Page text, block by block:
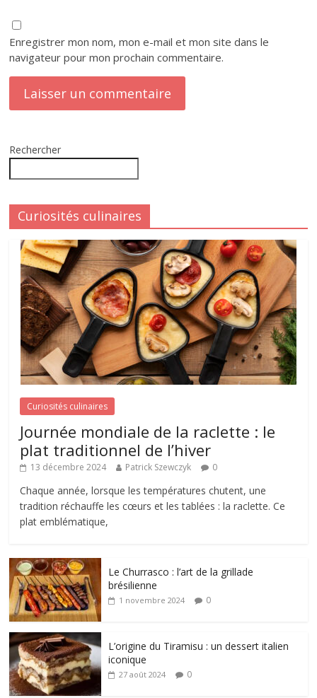
Enregistrer mon nom, mon e-mail et mon site dans le
navigateur pour mon prochain commentaire.
Rechercher
Curiosités culinaires
Curiosités culinaires
Journée mondiale de la raclette : le
plat traditionnel de l’hiver
13 décembre 2024 Patrick Szewczyk 0
Chaque année, lorsque les températures chutent, une
tradition réchauffe les cœurs et les tablées : la raclette. Ce
plat emblématique,
Le Churrasco : l’art de la grillade
brésilienne
1 novembre 2024 0
L’origine du Tiramisu : un dessert italien
iconique
27 août 2024 0